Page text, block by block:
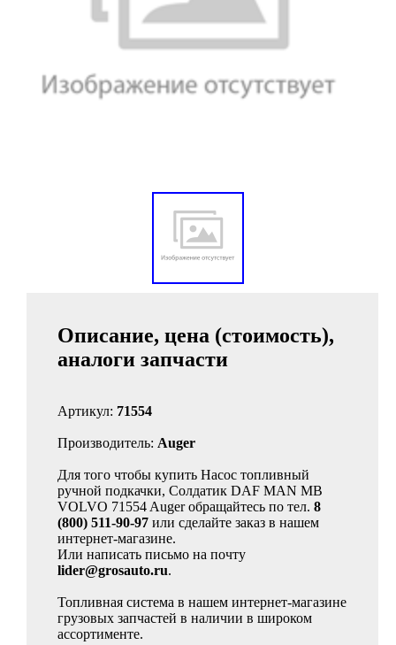
Описание, цена (стоимость),
аналоги запчасти
Артикул: 71554
Производитель: Auger
Для того чтобы купить Насос топливный
ручной подкачки, Солдатик DAF MAN MB
VOLVO 71554 Auger обращайтесь по тел. 8
(800) 511-90-97 или сделайте заказ в нашем
интернет-магазине.
Или написать письмо на почту
lider@grosauto.ru.
Топливная система в нашем интернет-магазине
грузовых запчастей в наличии в широком
ассортименте.